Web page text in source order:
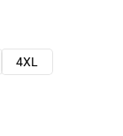
4XL